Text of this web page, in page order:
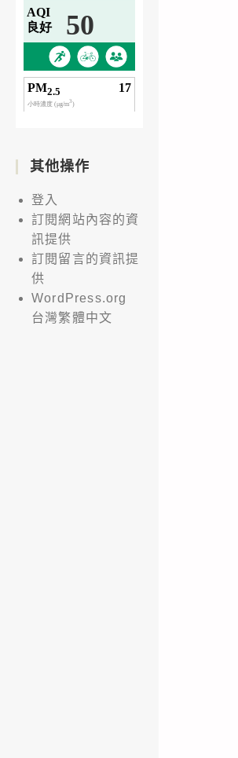
其他操作
登入
訂閱網站內容的資
訊提供
訂閱留言的資訊提
供
WordPress.org
台灣繁體中文